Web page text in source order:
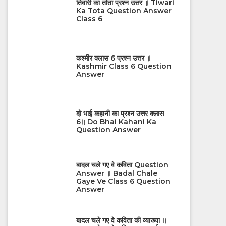
तिवारी का तोता प्रश्न उत्तर ॥ Tiwari
Ka Tota Question Answer
Class 6
कश्मीर क्लास 6 प्रश्न उत्तर ॥
Kashmir Class 6 Question
Answer
दो भाई कहानी का प्रश्न उत्तर क्लास
6॥ Do Bhai Kahani Ka
Question Answer
बादल चले गए वे कविता Question
Answer ॥ Badal Chale
Gaye Ve Class 6 Question
Answer
बादल चले गए वे कविता की व्याख्या ॥